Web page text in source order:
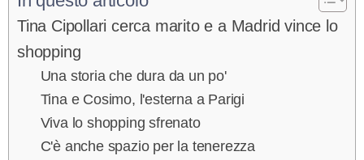
Tina Cipollari cerca marito e a Madrid vince lo
shopping
Una storia che dura da un po'
Tina e Cosimo, l'esterna a Parigi
Viva lo shopping sfrenato
C'è anche spazio per la tenerezza